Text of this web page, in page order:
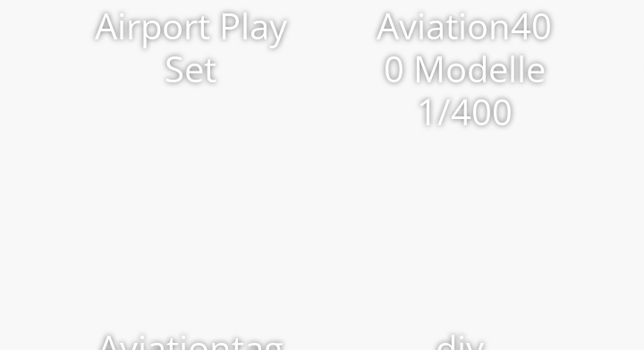
Airport Play
Set
Aviation40
0 Modelle
1/400